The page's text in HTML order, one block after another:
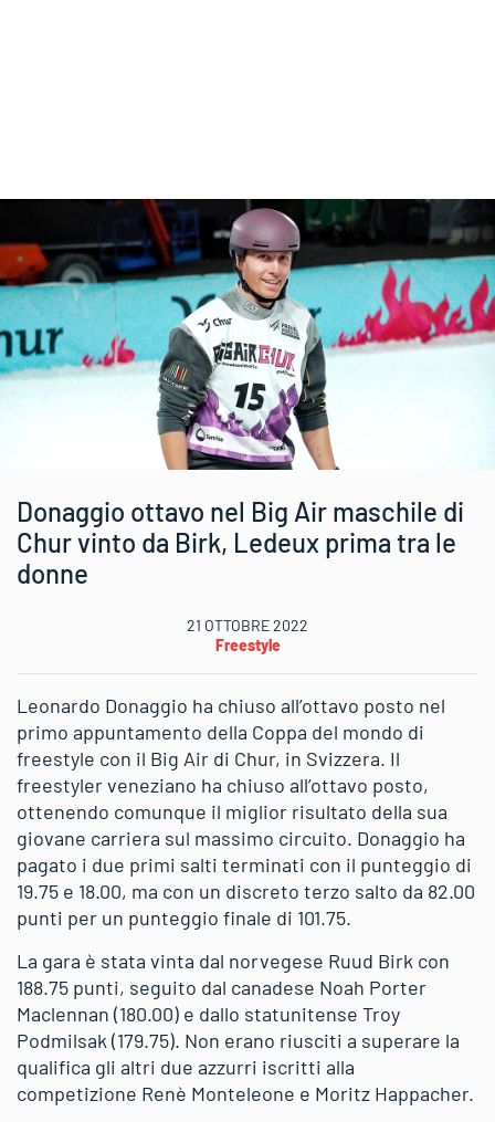
Donaggio ottavo nel Big Air maschile di
Chur vinto da Birk, Ledeux prima tra le
donne
21 OTTOBRE 2022
Freestyle
Leonardo Donaggio ha chiuso all’ottavo posto nel
primo appuntamento della Coppa del mondo di
freestyle con il Big Air di Chur, in Svizzera. Il
freestyler veneziano ha chiuso all’ottavo posto,
ottenendo comunque il miglior risultato della sua
giovane carriera sul massimo circuito. Donaggio ha
pagato i due primi salti terminati con il punteggio di
19.75 e 18.00, ma con un discreto terzo salto da 82.00
punti per un punteggio finale di 101.75.
La gara è stata vinta dal norvegese Ruud Birk con
188.75 punti, seguito dal canadese Noah Porter
Maclennan (180.00) e dallo statunitense Troy
Podmilsak (179.75). Non erano riusciti a superare la
qualifica gli altri due azzurri iscritti alla
competizione Renè Monteleone e Moritz Happacher.